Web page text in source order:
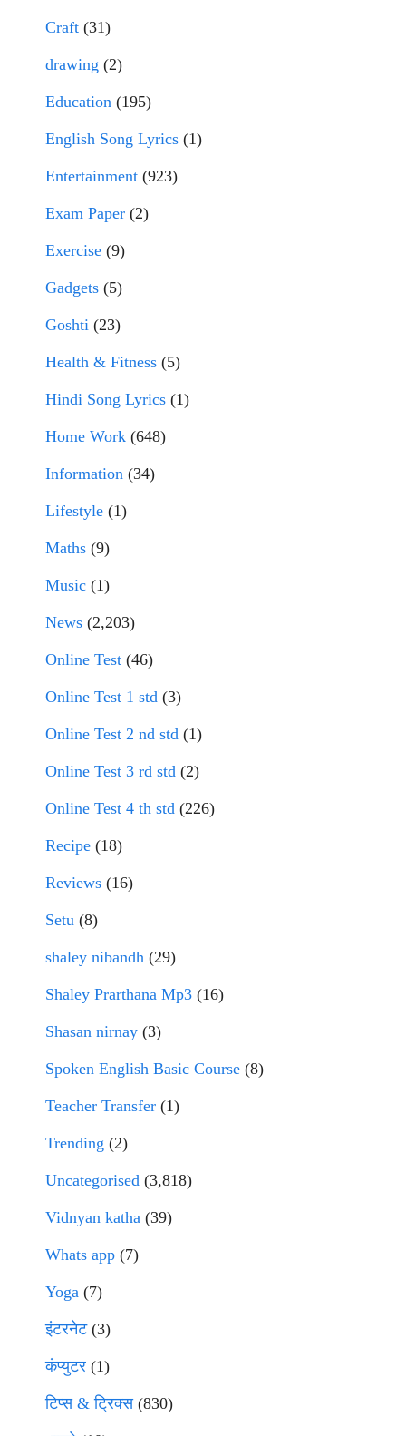
Craft (31)
drawing (2)
Education (195)
English Song Lyrics (1)
Entertainment (923)
Exam Paper (2)
Exercise (9)
Gadgets (5)
Goshti (23)
Health & Fitness (5)
Hindi Song Lyrics (1)
Home Work (648)
Information (34)
Lifestyle (1)
Maths (9)
Music (1)
News (2,203)
Online Test (46)
Online Test 1 std (3)
Online Test 2 nd std (1)
Online Test 3 rd std (2)
Online Test 4 th std (226)
Recipe (18)
Reviews (16)
Setu (8)
shaley nibandh (29)
Shaley Prarthana Mp3 (16)
Shasan nirnay (3)
Spoken English Basic Course (8)
Teacher Transfer (1)
Trending (2)
Uncategorised (3,818)
Vidnyan katha (39)
Whats app (7)
Yoga (7)
इंटरनेट(3)
कंप्युटर (1)
टिप्स & ट्रिक्स(830)